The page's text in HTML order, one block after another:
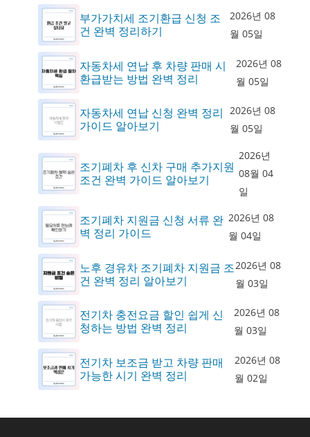
부가가치세 조기환급 신청 조
건 완벽 정리하기
2026년 08
월 05일
자동차세 연납 후 차량 판매 시
환급받는 방법 완벽 정리
2026년 08
월 05일
자동차세 연납 신청 완벽 정리
가이드 알아보기
2026년 08
월 05일
조기폐차 후 신차 구매 추가지원
조건 완벽 가이드 알아보기
2026년
08월 04
일
조기폐차 지원금 신청 서류 완
벽 정리 가이드
2026년 08
월 04일
노후 경유차 조기폐차 지원금 조
건 완벽 정리 알아보기
2026년 08
월 03일
전기차 충전요금 할인 쉽게 신
청하는 방법 완벽 정리
2026년 08
월 03일
전기차 보조금 받고 차량 판매
가능한 시기 완벽 정리
2026년 08
월 02일